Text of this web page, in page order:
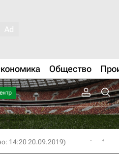
Общество
14:20 20.09.2019)